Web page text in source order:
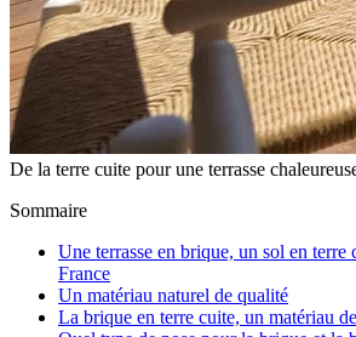
De la terre cuite pour une terrasse
Sommaire
Une terrasse en brique, un sol en terre
France
Un matériau naturel de qualité
La brique en terre cuite, un matériau